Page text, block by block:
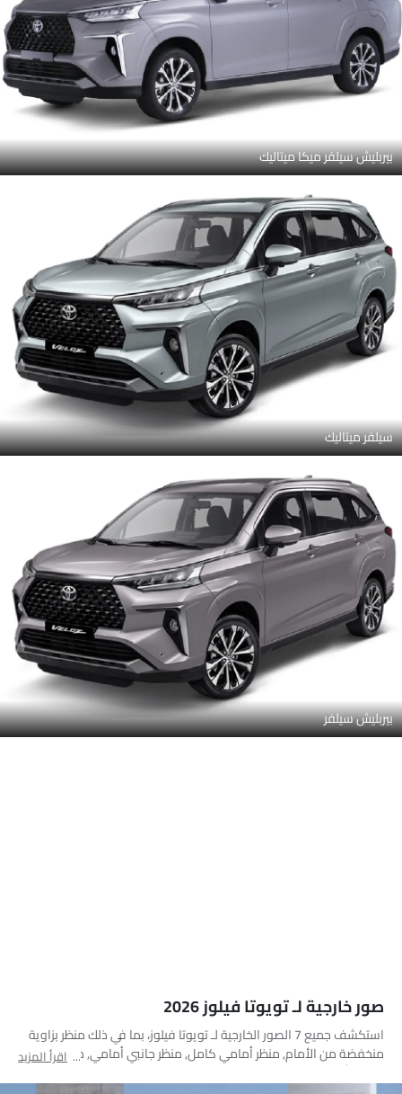
بيربليش سيلفر ميكا ميتاليك
سيلفر ميتاليك
بيربليش سيلفر
صور خارجية لـ تويوتا فيلوز 2026
استكشف جميع 7 الصور الخارجية لـ تويوتا فيلوز، بما في ذلك منظر بزاوية
منخفضة من الأمام, منظر أمامي كامل, منظر جانبي أمامي, منظر جانبي,
مصباح أمامي, مصباح خلفي, عجلة
اقرأ المزيد